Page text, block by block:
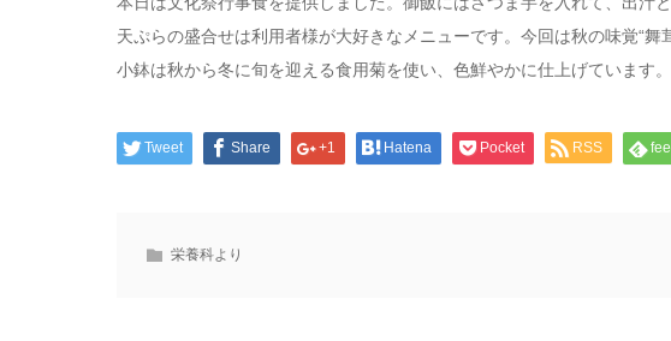
天ぷらの盛合せは利用者様が大好きなメニューです。今回は秋の味覚“舞
小鉢は秋から冬に旬を迎える食用菊を使い、色鮮やかに仕上げています。
Tweet Share +1 Hatena Pocket RSS
栄養科より